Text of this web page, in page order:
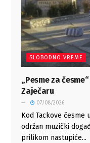
SLOBODNO VREME
„Pesme za
Zaječaru
07/08/2026
Kod Tackove česme
održan muzički
prilikom nastupiće...